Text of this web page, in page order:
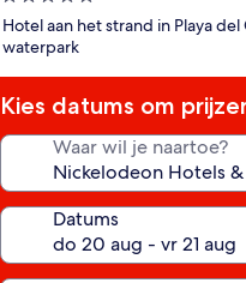
sterrenaccommodatie
Hotel aan het strand in Playa
waterpark
Kies datums om
Waar wil je naartoe?
Datums